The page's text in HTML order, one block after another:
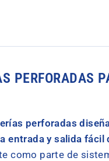
PERFORADAS
perforadas
entrada y salida fácil
como parte de